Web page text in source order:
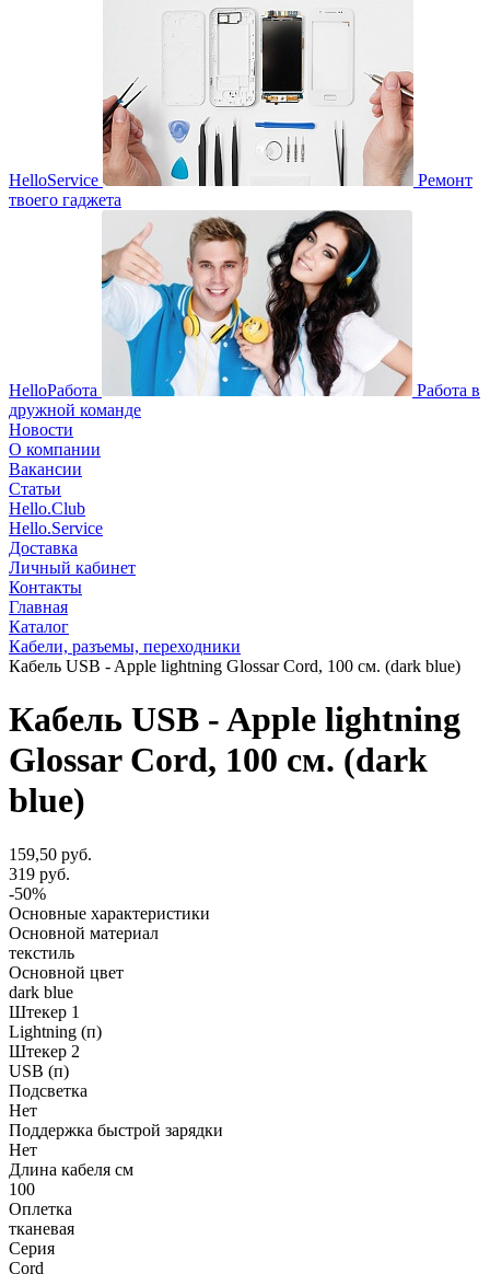
HelloService
Ремонт
твоего гаджета
HelloРабота
Работа в
дружной команде
Новости
О компании
Вакансии
Статьи
Hello.Club
Hello.Service
Доставка
Личный кабинет
Контакты
Главная
Каталог
Кабели, разъемы, переходники
Кабель USB - Apple lightning Glossar Cord, 100 см. (dark blue)
Кабель USB - Apple lightning
Glossar Cord, 100 см. (dark
blue)
159,50 руб.
319 руб.
-50%
Основные характеристики
Основной материал
текстиль
Основной цвет
dark blue
Штекер 1
Lightning (п)
Штекер 2
USB (п)
Подсветка
Нет
Поддержка быстрой зарядки
Нет
Длина кабеля см
100
Оплетка
тканевая
Серия
Cord